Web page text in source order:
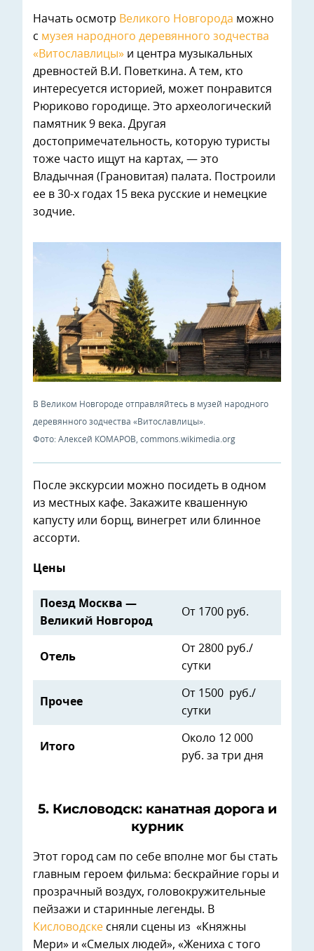
Начать осмотр Великого Новгорода можно
с музея народного деревянного зодчества
«Витославлицы» и центра музыкальных
древностей В.И. Поветкина. А тем, кто
интересуется историей, может понравится
Рюриково городище. Это археологический
памятник 9 века. Другая
достопримечательность, которую туристы
тоже часто ищут на картах, — это
Владычная (Грановитая) палата. Построили
ее в 30-х годах 15 века русские и немецкие
зодчие.
В Великом Новгороде отправляйтесь в музей народного
деревянного зодчества «Витославлицы».
Фото: Алексей КОМАРОВ, commons.wikimedia.org
После экскурсии можно посидеть в одном
из местных кафе. Закажите квашенную
капусту или борщ, винегрет или блинное
ассорти.
Цены
Поезд Москва —
Великий Новгород
От 1700 руб.
Отель
От 2800 руб./
сутки
Прочее
От 1500 руб./
сутки
Итого
Около 12 000
руб. за три дня
5. Кисловодск: канатная дорога и
курник
Этот город сам по себе вполне мог бы стать
главным героем фильма: бескрайние горы и
прозрачный воздух, головокружительные
пейзажи и старинные легенды. В
Кисловодске сняли сцены из «Княжны
Мери» и «Смелых людей», «Жениха с того